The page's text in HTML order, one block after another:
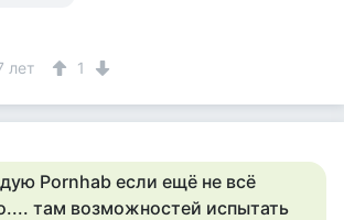
лет 1
Pornhab если ещё не всё
там возможностей испытать